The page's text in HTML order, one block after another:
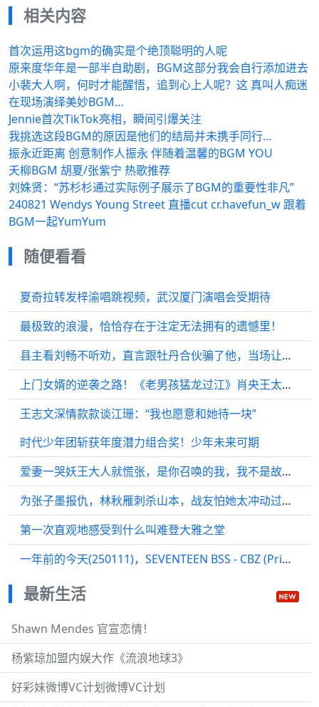
相关内容
首次运用这bgm的确实是个绝顶聪明的人呢
原来度华年是一部半自助剧，BGM这部分我会自行添加进去
小裴大人啊，何时才能醒悟，追到心上人呢？这 真叫人痴迷
在现场演绎美妙BGM…
Jennie首次TikTok亮相，瞬间引爆关注
我挑选这段BGM的原因是他们的结局并未携手同行…
振永近距离 创意制作人振永 伴随着温馨的BGM YOU
夭柳BGM 胡夏/张紫宁 热歌推荐
刘姝贤：“苏杉杉通过实际例子展示了BGM的重要性非凡”
240821 Wendys Young Street 直播cut cr.havefun_w 跟着
BGM一起YumYum
随便看看
夏奇拉转发梓渝唱跳视频，武汉厦门演唱会受期待
最极致的浪漫，恰恰存在于注定无法拥有的遗憾里！
县主看刘畅不听劝，直言跟牡丹合伙骗了他，当场让傻眼
上门女婿的逆袭之路！《老男孩猛龙过江》肖央王太利屈菁菁郝凯瑞
王志文深情款款谈江珊：“我也愿意和她待一块”
时代少年团斩获年度潜力组合奖！少年未来可期
爱妻一哭妖王大人就慌张，是你召唤的我，我不是故意看的你
为张子墨报仇，林秋雁刺杀山本，战友怕她太冲动过来阻止
第一次直观地感受到什么叫难登大雅之堂
一年前的今天(250111)，SEVENTEEN BSS - CBZ (Prime time) @ 音乐中心
最新生活
Shawn Mendes 官宣恋情！
杨紫琼加盟内娱大作《流浪地球3》
好彩妹微博VC计划微博VC计划